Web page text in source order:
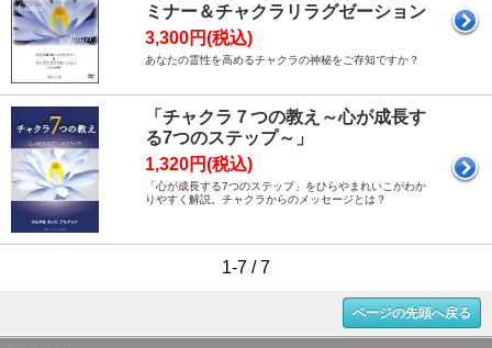
ミナー＆チャクラリラグゼーション
3,300円(税込)
あなたの霊性を高めるチャクラの神秘をご存知ですか？
「チャクラ７つの教え～心が成長す
る7つのステップ～」
1,320円(税込)
「心が成長する7つのステップ」をひらやまれいこがわか
りやすく解説。チャクラからのメッセージとは？
1-7 / 7
ページの先頭へ戻る